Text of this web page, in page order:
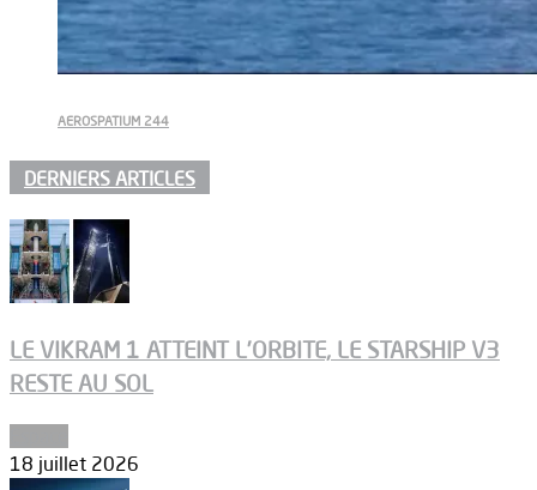
AEROSPATIUM 244
DERNIERS ARTICLES
LE VIKRAM 1 ATTEINT L’ORBITE, LE STARSHIP V3
RESTE AU SOL
18 juillet 2026